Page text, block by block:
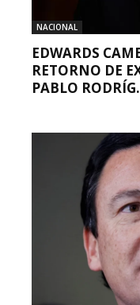
NACIONAL
EDWARDS
RETORNO DE
PABLO